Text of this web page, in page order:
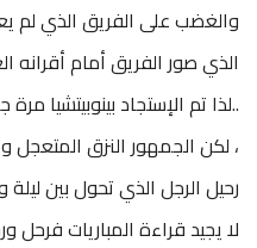
والغضب على الفريق الذي لم
الذي صور الفريق أمام أقرانه
..لذا تم الإستجاد بينوبيتشيا
، لكن الجمهور النزق المتعجل
رحيل الرجل الذي تحول بين
لا يجيد قراءة المباريات